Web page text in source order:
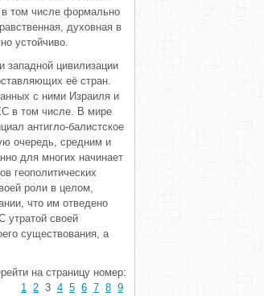
в том числе формально
духовная в
устойчиво.
западной цивилизации
её стран.
с ними Израиля и
в том числе. В мире
антигло-балистское
очередь, средним и
для многих начинает
геополитических
роли в целом,
что им отведено
утратой своей
существования, а
на страницу номер:
1 2 3 4 5 6 7 8 9